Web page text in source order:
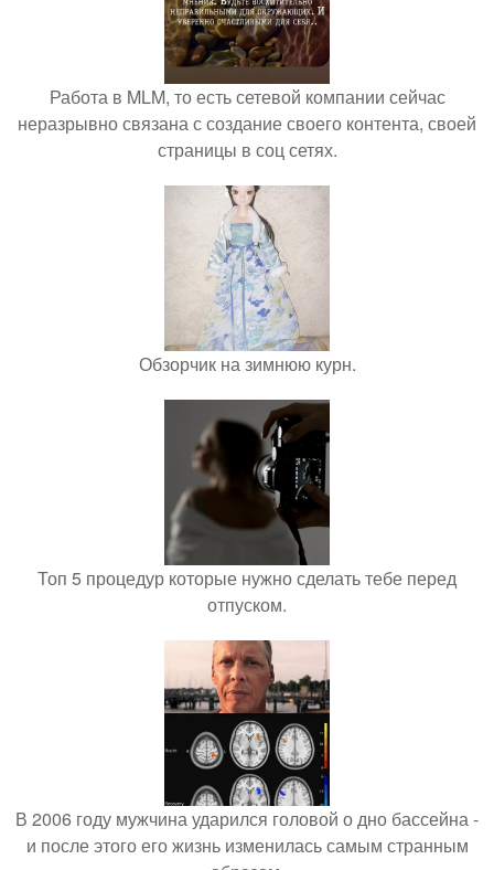
Работа в MLM, то есть сетевой компании сейчас
неразрывно связана с создание своего контента, своей
страницы в соц сетях.
Обзорчик на зимнюю курн.
Топ 5 процедур которые нужно сделать тебе перед
отпуском.
В 2006 году мужчина ударился головой о дно бассейна -
и после этого его жизнь изменилась самым странным